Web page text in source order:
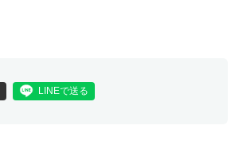
LINEで送る